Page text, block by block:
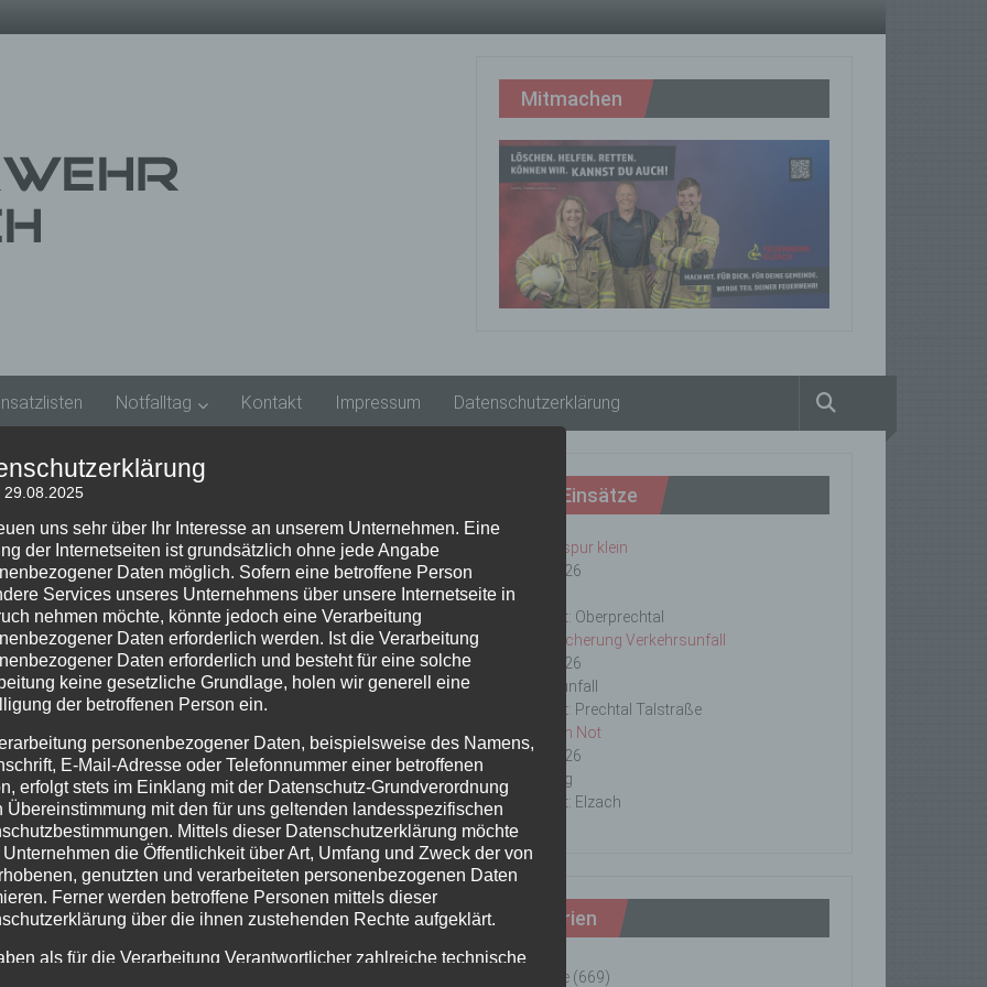
Mitmachen
Notfalltag Kontakt Impressum Datenschutzerklärung
Letzte Einsätze
ABC-1, Ölspur klein
23/06/2026
Ölspur
Einsatzort: Oberprechtal
TH 2 Absicherung Verkehrsunfall
20/06/2026
Verkehrsunfall
Einsatzort: Prechtal Talstraße
TH1 Tier in Not
18/06/2026
Tierrettung
Einsatzort: Elzach
Kategorien
Einsätze (669)
29.08.2025
uns sehr über Ihr Interesse an unserem Unternehmen. Eine
der Internetseiten ist grundsätzlich ohne jede Angabe
Daten möglich. Sofern eine betroffene Person
Services unseres Unternehmens über unsere Internetseite in
nehmen möchte, könnte jedoch eine Verarbeitung
Daten erforderlich werden. Ist die Verarbeitung
Daten erforderlich und besteht für eine solche
keine gesetzliche Grundlage, holen wir generell eine
der betroffenen Person ein.
personenbezogener Daten, beispielsweise des Namens,
E-Mail-Adresse oder Telefonnummer einer betroffenen
erfolgt stets im Einklang mit der Datenschutz-Grundverordnung
Übereinstimmung mit den für uns geltenden landesspezifischen
Mittels dieser Datenschutzerklärung möchte
Unternehmen die Öffentlichkeit über Art, Umfang und Zweck der von
genutzten und verarbeiteten personenbezogenen Daten
Ferner werden betroffene Personen mittels dieser
über die ihnen zustehenden Rechte aufgeklärt.
als für die Verarbeitung Verantwortlicher zahlreiche technische